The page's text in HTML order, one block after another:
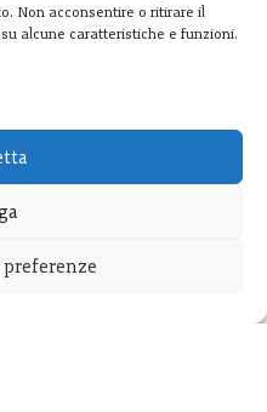
Non acconsentire o ritirare il
alcune caratteristiche e funzioni.
Barozzi 4